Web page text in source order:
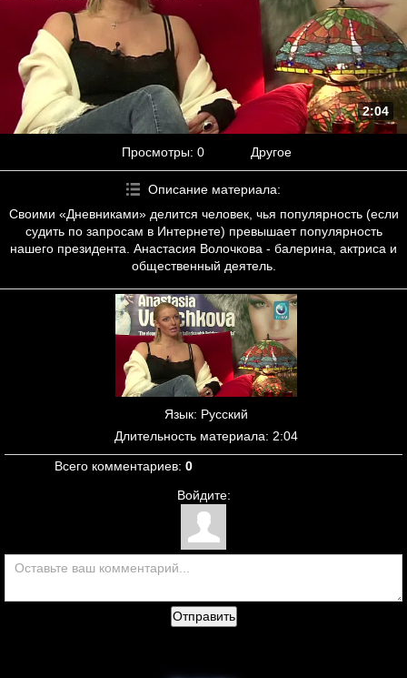
2:04
Просмотры: 0 Другое
Описание материала:
Своими «Дневниками» делится человек, чья популярность (если
судить по запросам в Интернете) превышает популярность
нашего президента. Анастасия Волочкова - балерина, актриса и
общественный деятель.
Язык: Русский
Длительность материала: 2:04
Всего комментариев: 0
Войдите:
Отправить